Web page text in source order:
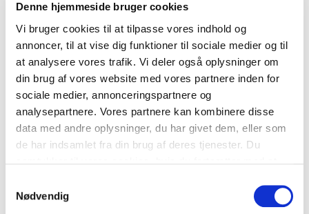
Denne hjemmeside bruger cookies
Vi bruger cookies til at tilpasse vores indhold og
annoncer, til at vise dig funktioner til sociale medier og til
at analysere vores trafik. Vi deler også oplysninger om
din brug af vores website med vores partnere inden for
sociale medier, annonceringspartnere og
analysepartnere. Vores partnere kan kombinere disse
data med andre oplysninger, du har givet dem, eller som
de har indsamlet fra din brug af deres tjenester. Du
Nødvendig
Del dine øjeblikke
Alle årstider i skoven er smukke på sin helt egen måde.
Er du heldig med at indfange et særligt øjeblik, som
illustrerer naturen, årstiden og livet i skoven, må du
meget gerne dele det med os.
Se fotogalleriet her på siden.